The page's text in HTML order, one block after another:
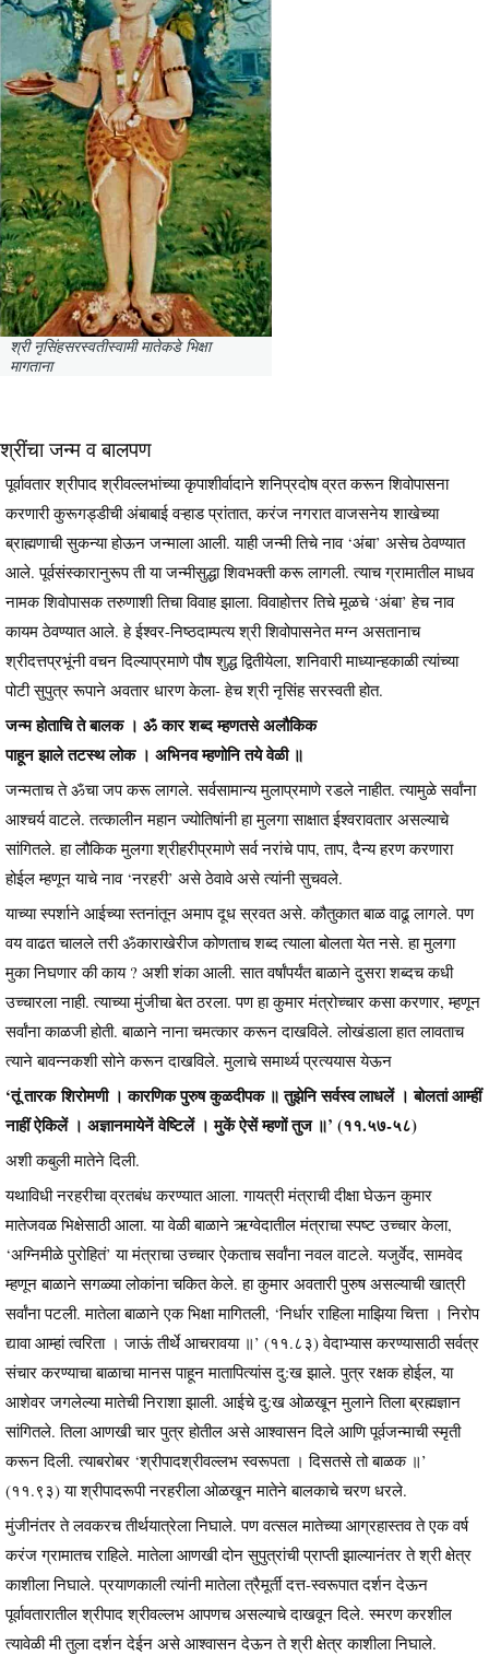
श्री नृसिंहसरस्वतीस्वामी मातेकडे भिक्षा
मागताना
श्रींचा जन्म व बालपण
पूर्वावतार श्रीपाद श्रीवल्लभांच्या कृपाशीर्वादाने शनिप्रदोष व्रत करून शिवोपासना
करणारी कुरूगड्डीची अंबाबाई वऱ्हाड प्रांतात, करंज नगरात वाजसनेय शाखेच्या
ब्राह्मणाची सुकन्या होऊन जन्माला आली. याही जन्मी तिचे नाव ‘अंबा’ असेच ठेवण्यात
आले. पूर्वसंस्कारानुरूप ती या जन्मीसुद्धा शिवभक्ती करू लागली. त्याच ग्रामातील माधव
नामक शिवोपासक तरुणाशी तिचा विवाह झाला. विवाहोत्तर तिचे मूळचे ‘अंबा’ हेच नाव
कायम ठेवण्यात आले. हे ईश्वर-निष्ठदाम्पत्य श्री शिवोपासनेत मग्न असतानाच
श्रीदत्तप्रभूंनी वचन दिल्याप्रमाणे पौष शुद्ध द्वितीयेला, शनिवारी माध्यान्हकाळी त्यांच्या
पोटी सुपुत्र रूपाने अवतार धारण केला- हेच श्री नृसिंह सरस्वती होत.
जन्म होताचि ते बालक । ॐ कार शब्द म्हणतसे अलौकिक
पाहून झाले तटस्थ लोक । अभिनव म्हणोनि तये वेळी ॥
जन्मताच ते ॐचा जप करू लागले. सर्वसामान्य मुलाप्रमाणे रडले नाहीत. त्यामुळे सर्वांना
आश्चर्य वाटले. तत्कालीन महान ज्योतिषांनी हा मुलगा साक्षात ईश्वरावतार असल्याचे
सांगितले. हा लौकिक मुलगा श्रीहरीप्रमाणे सर्व नरांचे पाप, ताप, दैन्य हरण करणारा
होईल म्हणून याचे नाव ‘नरहरी’ असे ठेवावे असे त्यांनी सुचवले.
याच्या स्पर्शाने आईच्या स्तनांतून अमाप दूध स्रवत असे. कौतुकात बाळ वाढू लागले. पण
वय वाढत चालले तरी ॐकाराखेरीज कोणताच शब्द त्याला बोलता येत नसे. हा मुलगा
मुका निघणार की काय ? अशी शंका आली. सात वर्षांपर्यंत बाळाने दुसरा शब्दच कधी
उच्चारला नाही. त्याच्या मुंजीचा बेत ठरला. पण हा कुमार मंत्रोच्चार कसा करणार, म्हणून
सर्वांना काळजी होती. बाळाने नाना चमत्कार करून दाखविले. लोखंडाला हात लावताच
त्याने बावन्नकशी सोने करून दाखविले. मुलाचे समार्थ्य प्रत्ययास येऊन
‘तूं तारक शिरोमणी । कारणिक पुरुष कुळदीपक ॥ तुझेनि सर्वस्व लाधलें । बोलतां आम्हीं
नाहीं ऐकिलें । अज्ञानमायेनें वेष्टिलें । मुकें ऐसें म्हणों तुज ॥’ (११.५७-५८)
अशी कबुली मातेने दिली.
यथाविधी नरहरीचा व्रतबंध करण्यात आला. गायत्री मंत्राची दीक्षा घेऊन कुमार
मातेजवळ भिक्षेसाठी आला. या वेळी बाळाने ऋग्वेदातील मंत्राचा स्पष्ट उच्चार केला,
‘अग्निमीळे पुरोहितं’ या मंत्राचा उच्चार ऐकताच सर्वांना नवल वाटले. यजुर्वेद, सामवेद
म्हणून बाळाने सगळ्या लोकांना चकित केले. हा कुमार अवतारी पुरुष असल्याची खात्री
सर्वांना पटली. मातेला बाळाने एक भिक्षा मागितली, ‘निर्धार राहिला माझिया चित्ता । निरोप
द्यावा आम्हां त्वरिता । जाऊं तीर्थे आचरावया ॥’ (११.८३) वेदाभ्यास करण्यासाठी सर्वत्र
संचार करण्याचा बाळाचा मानस पाहून मातापित्यांस दु:ख झाले. पुत्र रक्षक होईल, या
आशेवर जगलेल्या मातेची निराशा झाली. आईचे दु:ख ओळखून मुलाने तिला ब्रह्मज्ञान
सांगितले. तिला आणखी चार पुत्र होतील असे आश्वासन दिले आणि पूर्वजन्माची स्मृती
करून दिली. त्याबरोबर ‘श्रीपादश्रीवल्लभ स्वरूपता । दिसतसे तो बाळक ॥’
(११.९३) या श्रीपादरूपी नरहरीला ओळखून मातेने बालकाचे चरण धरले.
मुंजीनंतर ते लवकरच तीर्थयात्रेला निघाले. पण वत्सल मातेच्या आग्रहास्तव ते एक वर्ष
करंज ग्रामातच राहिले. मातेला आणखी दोन सुपुत्रांची प्राप्ती झाल्यानंतर ते श्री क्षेत्र
काशीला निघाले. प्रयाणकाली त्यांनी मातेला त्रैमूर्ती दत्त-स्वरूपात दर्शन देऊन
पूर्वावतारातील श्रीपाद श्रीवल्लभ आपणच असल्याचे दाखवून दिले. स्मरण करशील
त्यावेळी मी तुला दर्शन देईन असे आश्वासन देऊन ते श्री क्षेत्र काशीला निघाले.